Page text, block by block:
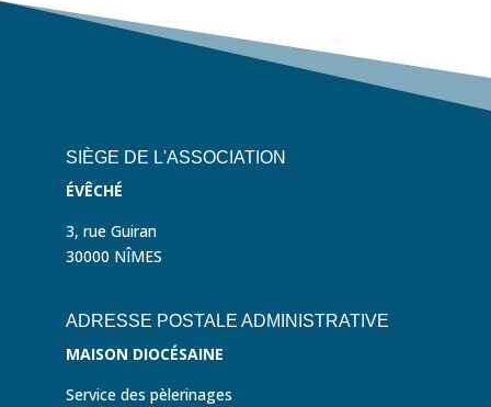
SIÈGE DE L'ASSOCIATION
ÉVÊCHÉ
3, rue Guiran
30000 NÎMES
ADRESSE POSTALE ADMINISTRATIVE
MAISON DIOCÉSAINE
Service des pèlerinages